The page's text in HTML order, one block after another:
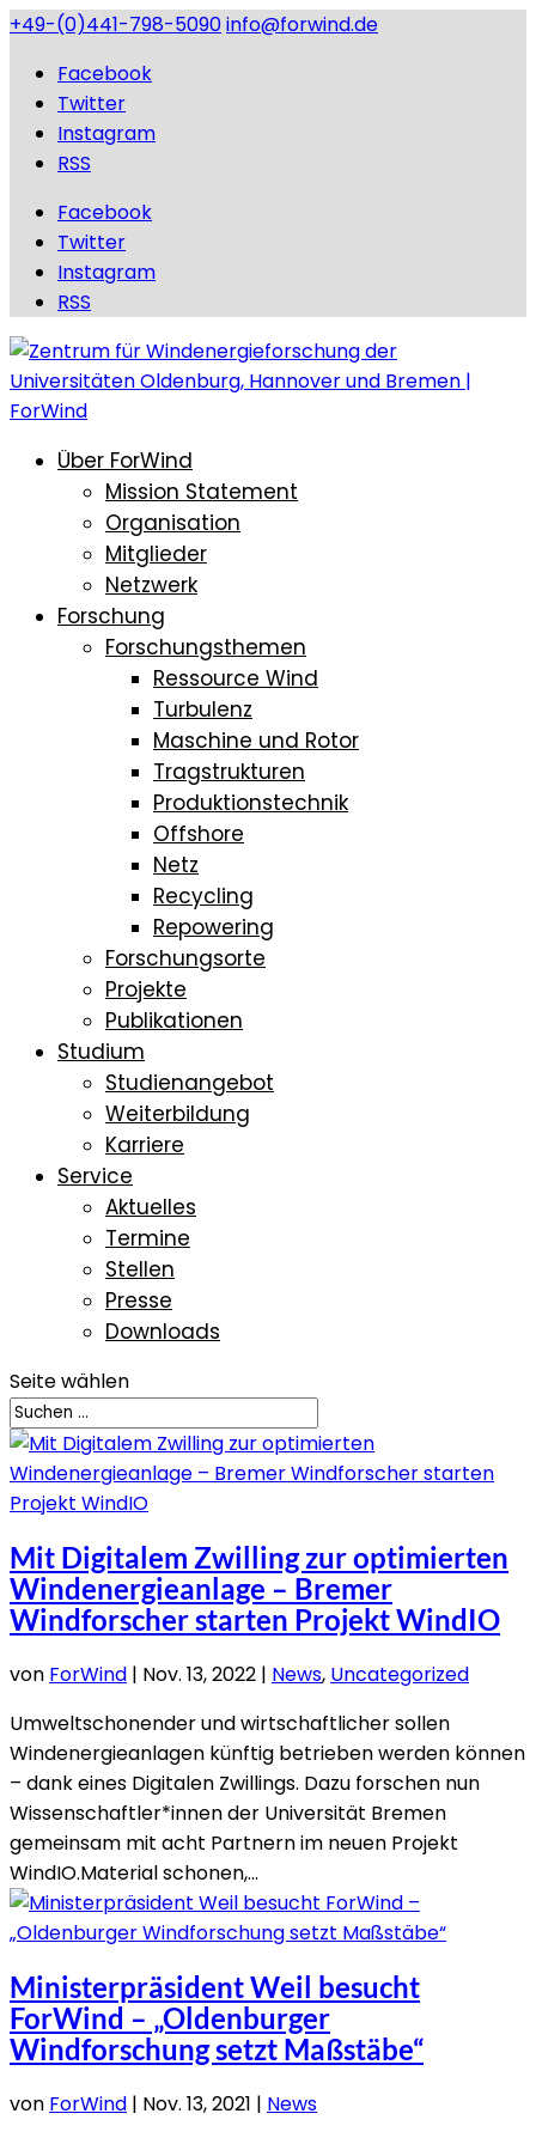
+49-(0)441-798-5090info@forwind.de
Facebook
Twitter
Instagram
RSS
Facebook
Twitter
Instagram
RSS
Über ForWind
Mission Statement
Organisation
Mitglieder
Netzwerk
Forschung
Forschungsthemen
Ressource Wind
Turbulenz
Maschine und Rotor
Tragstrukturen
Produktionstechnik
Offshore
Netz
Recycling
Repowering
Forschungsorte
Projekte
Publikationen
Studium
Studienangebot
Weiterbildung
Karriere
Service
Aktuelles
Termine
Stellen
Presse
Downloads
Seite wählen
Mit Digitalem Zwilling zur optimierten
Windenergieanlage – Bremer
Windforscher starten Projekt WindIO
von ForWind | Nov. 13, 2022 | News, Uncategorized
Umweltschonender und wirtschaftlicher sollen
Windenergieanlagen künftig betrieben werden können
– dank eines Digitalen Zwillings. Dazu forschen nun
Wissenschaftler*innen der Universität Bremen
gemeinsam mit acht Partnern im neuen Projekt
WindIO.Material schonen,...
Ministerpräsident Weil besucht
ForWind – „Oldenburger
Windforschung setzt Maßstäbe“
von ForWind | Nov. 13, 2021 | News